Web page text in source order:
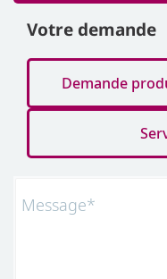
Votre demande
Demande
Message*